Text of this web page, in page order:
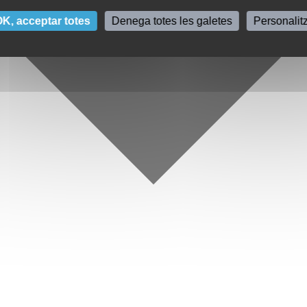
acceptar totes Denega totes les galetes